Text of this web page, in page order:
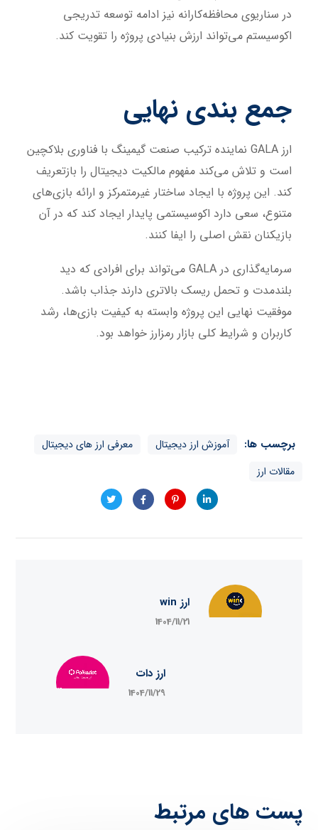
در سناریوی محافظه‌کارانه نیز ادامه توسعه تدریجی
اکوسیستم می‌تواند ارزش بنیادی پروژه را تقویت کند.
جمع بندی نهایی
ارز GALA نماینده ترکیب صنعت گیمینگ با فناوری بلاکچین
است و تلاش می‌کند مفهوم مالکیت دیجیتال را بازتعریف
کند. این پروژه با ایجاد ساختار غیرمتمرکز و ارائه بازی‌های
متنوع، سعی دارد اکوسیستمی پایدار ایجاد کند که در آن
بازیکنان نقش اصلی را ایفا کنند.
سرمایه‌گذاری در GALA می‌تواند برای افرادی که دید
بلندمدت و تحمل ریسک بالاتری دارند جذاب باشد.
موفقیت نهایی این پروژه وابسته به کیفیت بازی‌ها، رشد
کاربران و شرایط کلی بازار رمزارز خواهد بود.
برچسب ها: آموزش ارز دیجیتال
معرفی ارز های دیجیتال
مقالات ارز
ارز win
1404/11/21
ارز دات
1404/11/29
پست های مرتبط